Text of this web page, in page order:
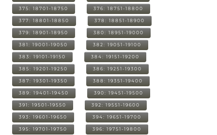
375: 18701-18750 376: 18751-18800
377: 18801-18850 378: 18851-18900
379: 18901-18950 380: 18951-19000
381: 19001-19050 382: 19051-19100
383: 19101-19150 384: 19151-19200
385: 19201-19250 386: 19251-19300
387: 19301-19350 388: 19351-19400
389: 19401-19450 390: 19451-19500
391: 19501-19550 392: 19551-19600
393: 19601-19650 394: 19651-19700
395: 19701-19750 396: 19751-19800